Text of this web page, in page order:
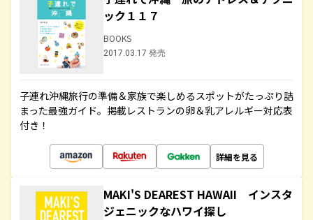
ック１１７
BOOKS
2017.03.17 発売
子連れ沖縄旅行の準備＆家族で楽しめるスポットがたっぷり詰
まった最強ガイド。掲載レストランの卵＆乳アレルギー対応表
付き！
詳細を見る
MAKI'S DEAREST HAWAII インスタ
ジェニックなハワイ探し